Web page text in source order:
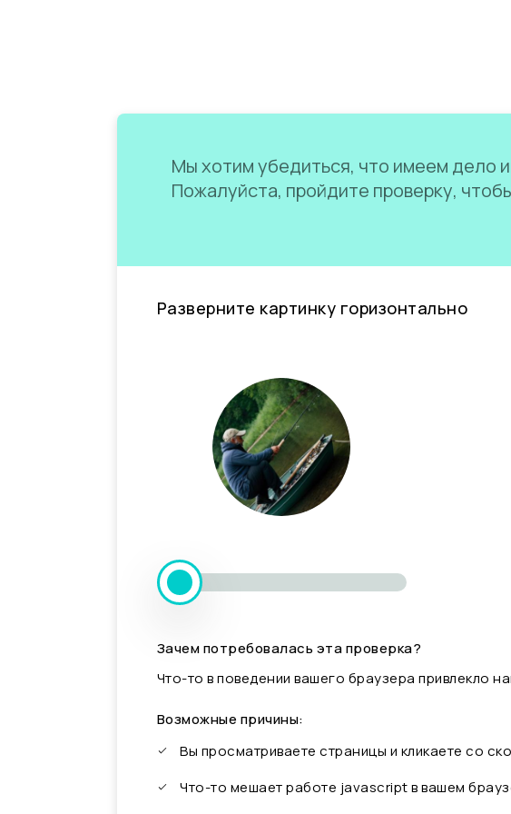
Мы хотим убедиться, что имеем дело
Пожалуйста, пройдите проверку,
Разверните картинку горизонтально
Зачем потребовалась эта проверка?
Что-то в поведении вашего браузера привлекло
Возможные причины:
Вы просматриваете страницы и кликаете со
Что-то мешает работе javascript в вашем